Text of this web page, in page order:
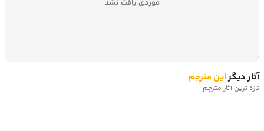
موردی یافت نشد
آثار دیگراین مترجم
تازه ترین آثار مترجم